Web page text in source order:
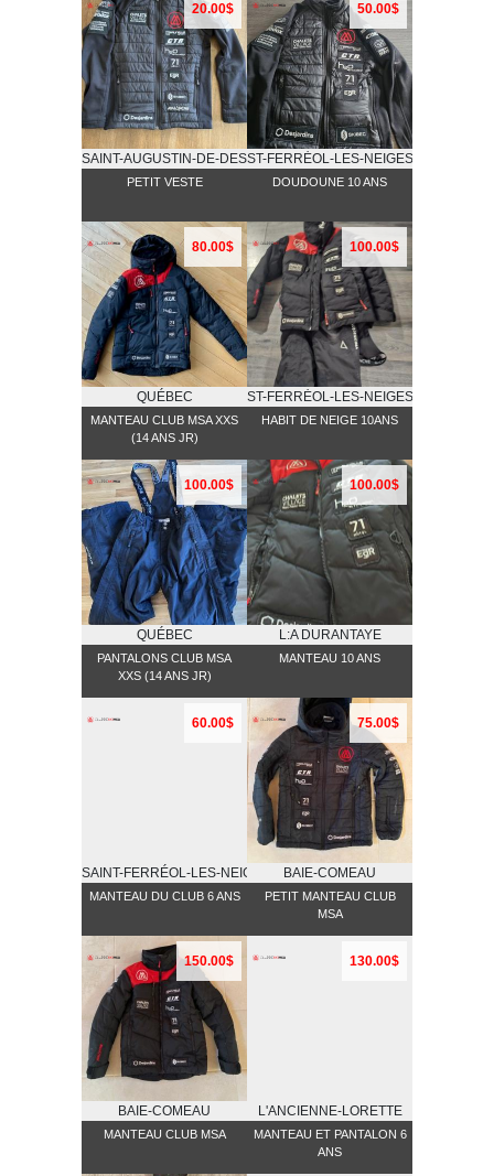
20.00$
SAINT-AUGUSTIN-DE-DESMAURES
PETIT VESTE
50.00$
ST-FERRĖOL-LES-NEIGES
DOUDOUNE 10 ANS
80.00$
QUÉBEC
MANTEAU CLUB MSA XXS
(14 ANS JR)
100.00$
ST-FERRĖOL-LES-NEIGES
HABIT DE NEIGE 10ANS
100.00$
QUÉBEC
PANTALONS CLUB MSA
XXS (14 ANS JR)
100.00$
L:A DURANTAYE
MANTEAU 10 ANS
60.00$
SAINT-FERRÉOL-LES-NEIGES
MANTEAU DU CLUB 6 ANS
75.00$
BAIE-COMEAU
PETIT MANTEAU CLUB
MSA
150.00$
BAIE-COMEAU
MANTEAU CLUB MSA
130.00$
L'ANCIENNE-LORETTE
MANTEAU ET PANTALON 6
ANS